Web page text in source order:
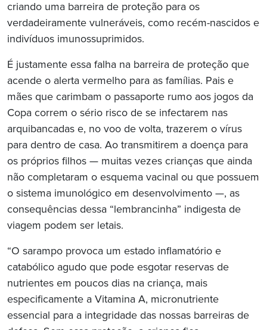
criando uma barreira de proteção para os
verdadeiramente vulneráveis, como recém-nascidos e
indivíduos imunossuprimidos.
É justamente essa falha na barreira de proteção que
acende o alerta vermelho para as famílias. Pais e
mães que carimbam o passaporte rumo aos jogos da
Copa correm o sério risco de se infectarem nas
arquibancadas e, no voo de volta, trazerem o vírus
para dentro de casa. Ao transmitirem a doença para
os próprios filhos — muitas vezes crianças que ainda
não completaram o esquema vacinal ou que possuem
o sistema imunológico em desenvolvimento —, as
consequências dessa “lembrancinha” indigesta de
viagem podem ser letais.
“O sarampo provoca um estado inflamatório e
catabólico agudo que pode esgotar reservas de
nutrientes em poucos dias na criança, mais
especificamente a Vitamina A, micronutriente
essencial para a integridade das nossas barreiras de